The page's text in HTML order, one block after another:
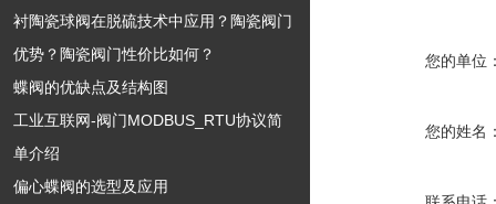
衬陶瓷球阀在脱硫技术中应用？陶瓷阀门
优势？陶瓷阀门性价比如何？
蝶阀的优缺点及结构图
工业互联网-阀门MODBUS_RTU协议简
单介绍
偏心蝶阀的选型及应用
您的单位
您的姓名